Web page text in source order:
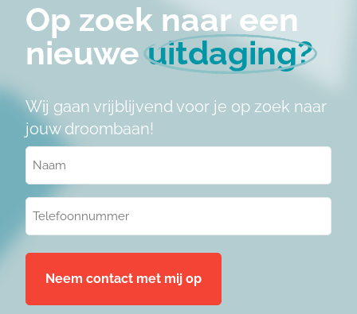
Op zoek naar een
nieuweuitdaging?
Wij gaan vrijblijvend voor je op zoek naar
jouw droombaan!